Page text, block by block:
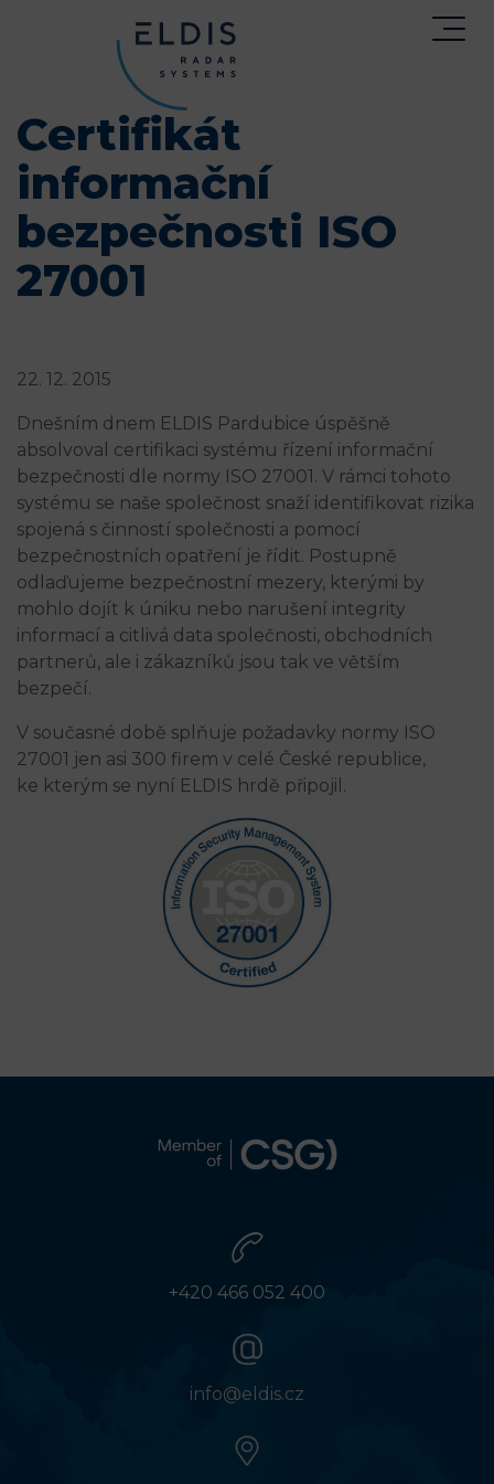
Certifikát
informační
bezpečnosti ISO
27001
22. 12. 2015
Dnešním dnem ELDIS Pardubice úspěšně
absolvoval certifikaci systému řízení informační
bezpečnosti dle normy ISO 27001. V rámci tohoto
systému se naše společnost snaží identifikovat rizika
spojená s činností společnosti a pomocí
bezpečnostních opatření je řídit. Postupně
odlaďujeme bezpečnostní mezery, kterými by
mohlo dojít k úniku nebo narušení integrity
informací a citlivá data společnosti, obchodních
partnerů, ale i zákazníků jsou tak ve větším
bezpečí.
V současné době splňuje požadavky normy ISO
27001 jen asi 300 firem v celé České republice,
ke kterým se nyní ELDIS hrdě připojil.
+420 466 052 400
info@eldis.cz